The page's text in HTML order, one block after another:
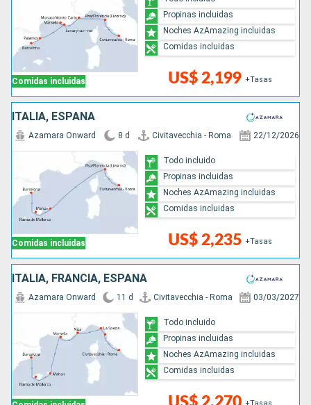
Comidas incluidas US$ 2,199 +Tasas
Propinas incluidas
Noches AzAmazing incluidas
Comidas incluidas
ITALIA, ESPAÑA
Comidas incluidas
Azamara Onward 8 d Civitavecchia - Roma 22/12/2026
US$ 2,235 +Tasas
Todo incluido
Propinas incluidas
Noches AzAmazing incluidas
Comidas incluidas
ITALIA, FRANCIA, ESPAÑA
Azamara Onward 11 d Civitavecchia - Roma 03/03/2027
Todo incluido
Propinas incluidas
Noches AzAmazing incluidas
Comidas incluidas